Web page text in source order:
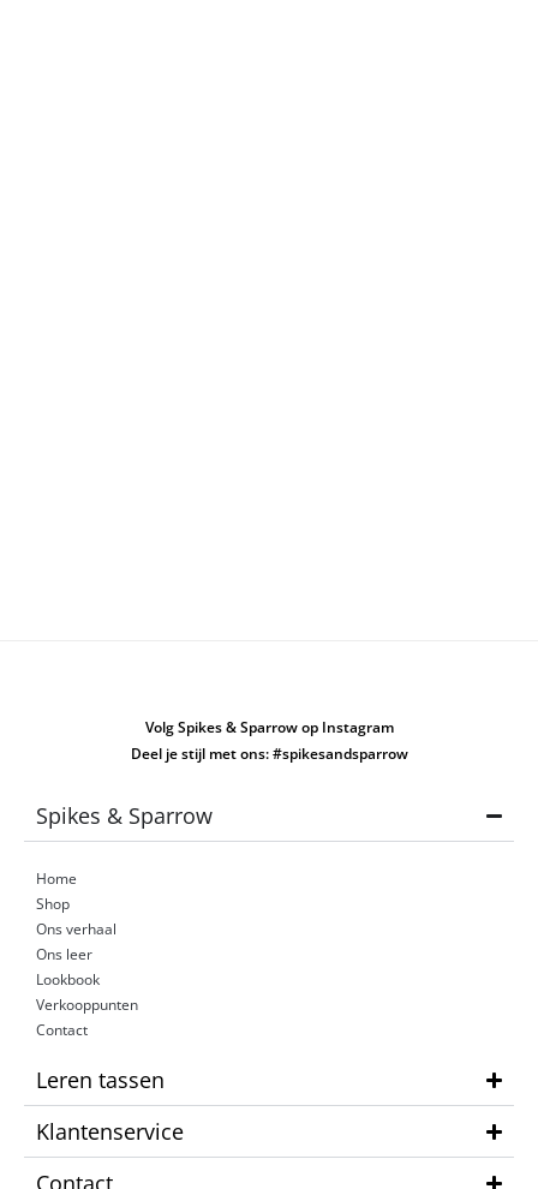
Volg Spikes & Sparrow op Instagram
Deel je stijl met ons: #spikesandsparrow
Spikes & Sparrow
Home
Shop
Ons verhaal
Ons leer
Lookbook
Verkooppunten
Contact
Leren tassen
Klantenservice
Contact